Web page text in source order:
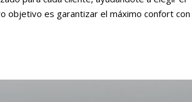
objetivo es garantizar el máximo confort con